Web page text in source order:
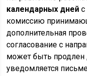
календарных дней
комиссию
дополнительная
согласование с
может быть
уведомляется